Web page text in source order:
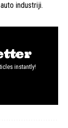
industriji.
instantly!